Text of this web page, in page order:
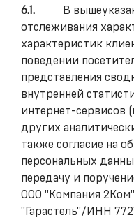
6.1.
В
отслеживания
характеристик
поведении
представления
внутренней
интернет-сервисов
других
также согласие на
персональных
передачу и
ООО "Компания
"Гарастель"/ИНН